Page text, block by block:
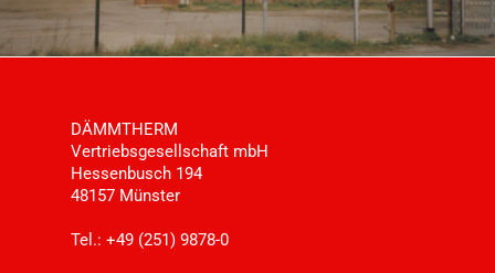
DÄMMTHERM
Vertriebsgesellschaft mbH
Hessenbusch 194
48157 Münster
Tel.: +49 (251) 9878-0